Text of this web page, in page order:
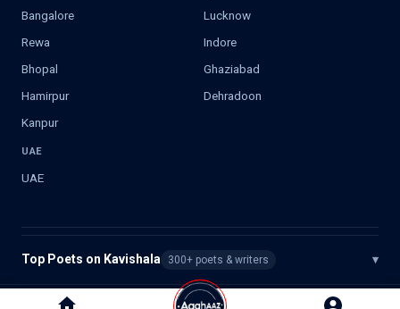
Bangalore
Lucknow
Rewa
Indore
Bhopal
Ghaziabad
Hamirpur
Dehradoon
Kanpur
UAE
UAE
Top Poets on Kavishala 300+ poets & writers ▾